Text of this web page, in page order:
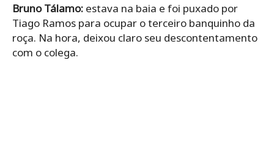
Bruno Tálamo: estava na baia e foi puxado por
Tiago Ramos para ocupar o terceiro banquinho da
roça. Na hora, deixou claro seu descontentamento
com o colega.